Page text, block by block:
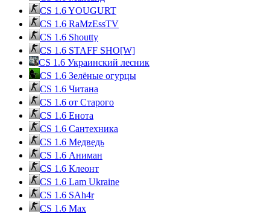
CS 1.6 YOUGURT
CS 1.6 RaMzEssTV
CS 1.6 Shoutty
CS 1.6 STAFF SHO[W]
CS 1.6 Украинский лесник
CS 1.6 Зелёные огурцы
CS 1.6 Читана
CS 1.6 от Cтарого
CS 1.6 Енота
CS 1.6 Сантехника
CS 1.6 Медведь
CS 1.6 Аниман
CS 1.6 Клеонт
CS 1.6 Lam Ukraine
CS 1.6 SAh4r
CS 1.6 Max